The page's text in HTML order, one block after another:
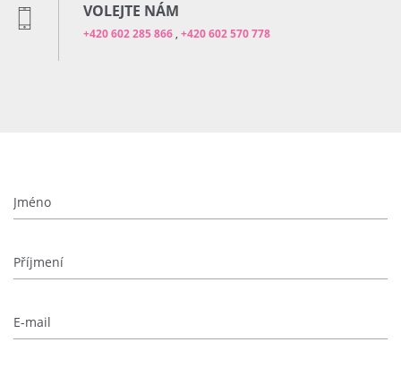
VOLEJTE NÁM
+420 602 285 866 +420 602 570 778